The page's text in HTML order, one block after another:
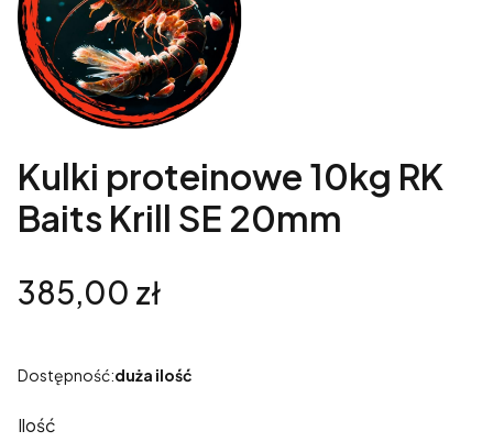
Kulki proteinowe 10kg RK
Baits Krill SE 20mm
Cena
385,00 zł
Dostępność:duża ilość
Ilość